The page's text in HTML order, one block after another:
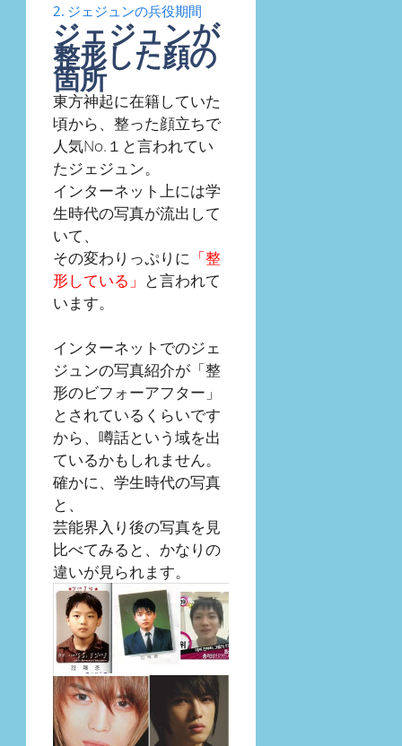
ジェジュンの兵役期間
ジェジュンが
整形した顔の
箇所
東方神起に在籍していた
頃から、整った顔立ちで
人気No.１と言われてい
たジェジュン。
インターネット上には学
生時代の写真が流出して
いて、
その変わりっぷりに 「整
形している」 と言われて
います。
インターネットでのジェ
ジュンの写真紹介が「整
形のビフォーアフター」
とされているくらいです
から、噂話という域を出
ているかもしれません。
確かに、学生時代の写真
と、
芸能界入り後の写真を見
比べてみると、かなりの
違いが見られます。